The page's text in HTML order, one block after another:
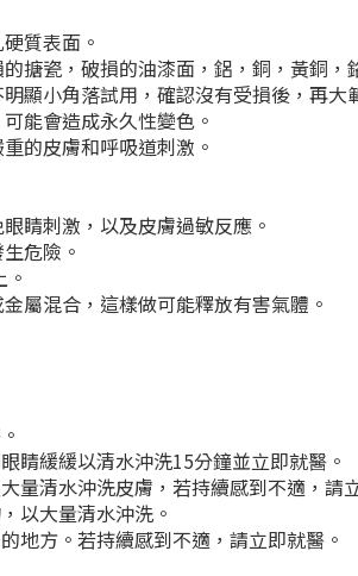
質表面。
搪瓷，破損的油漆面，鋁，銅，黃銅，
顯小角落試用，確認沒有受損後，再
能會造成永久性變色。
的皮膚和呼吸道刺激。
睛刺激，以及皮膚過敏反應。
危險。
屬混合，這樣做可能釋放有害氣體。
睛緩緩以清水沖洗15分鐘並立即就醫。
量清水沖洗皮膚，若持續感到不適，請
以大量清水沖洗。
地方。若持續感到不適，請立即就醫。